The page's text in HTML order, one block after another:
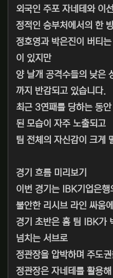
외국인 주포 자네테와 이
정적인 승부처에서의 한
정호영과 박은진이 버티
이 있지만
양 날개 공격수들의 낮은
까지 반감되고 있습니다.
최근 3연패를 당하는 동
된 모습이 자주 노출되고
팀 전체의 자신감이 크게
경기 흐름 미리보기
이번 경기는 IBK기업은행
불안한 리시브 라인 싸움
경기 초반은 홈 팀 IBK가
넘치는 서브로
정관장을 압박하며 주도
정관장은 자네테를 활용